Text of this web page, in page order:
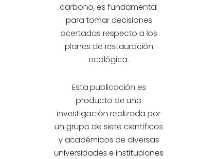
carbono, es fundamental
para tomar decisiones
acertadas respecto a los
planes de restauración
ecológica.
Esta publicación es
producto de una
investigación realizada por
un grupo de siete científicos
y académicos de diversas
universidades e instituciones